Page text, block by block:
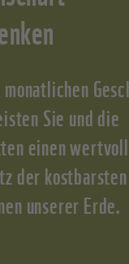
Sie und die
einen
der kostbarsten
unserer Erde.